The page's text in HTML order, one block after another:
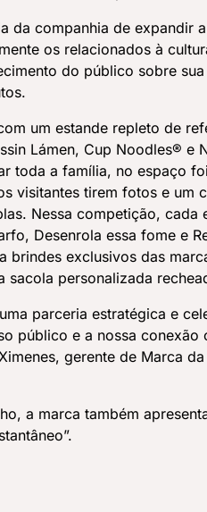
da companhia de expandir
os relacionados à
do público sobre
um estande repleto de
Lámen, Cup Noodles® e
toda a família, no espaço
visitantes tirem fotos e um
Nessa competição, cada
Desenrola essa fome e
brindes exclusivos das
sacola personalizada
parceria estratégica e
público e a nossa conexão
gerente de Marca da
a marca também